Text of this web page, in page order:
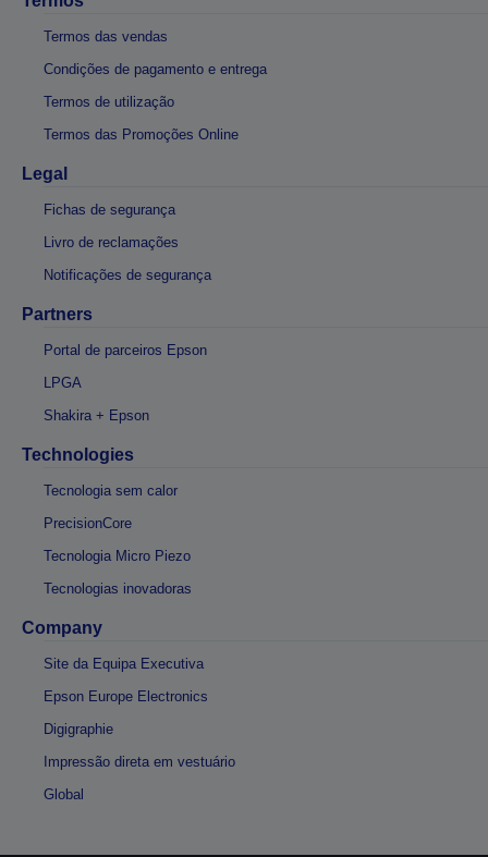
Termos das vendas
Condições de pagamento e entrega
Termos de utilização
Termos das Promoções Online
Legal
Fichas de segurança
Livro de reclamações
Notificações de segurança
Partners
Portal de parceiros Epson
LPGA
Shakira + Epson
Technologies
Tecnologia sem calor
PrecisionCore
Tecnologia Micro Piezo
Tecnologias inovadoras
Company
Site da Equipa Executiva
Epson Europe Electronics
Digigraphie
Impressão direta em vestuário
Global